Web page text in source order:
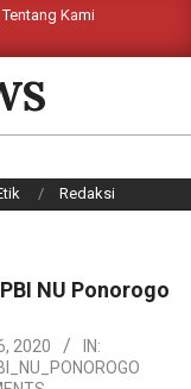
Tentang Kami
Redaksi
NU Ponorogo
2020
IN: